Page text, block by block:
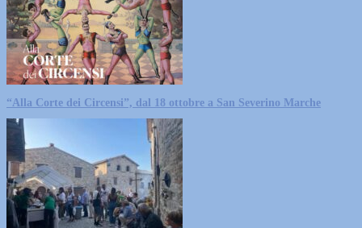
“Alla Corte dei Circensi”, dal 18 ottobre a San Severino Marche